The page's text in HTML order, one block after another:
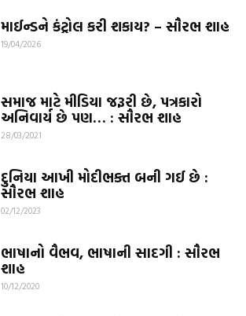
માઈન્ડને કંટ્રોલ કરી શકાય? – સૌરભ શાહ
19/04/2026
સમાજ માટે મીડિયા જરૂરી છે, પત્રકારો
અનિવાર્ય છે પણ… : સૌરભ શાહ
28/03/2021
દુનિયા આખી મોદીભક્ત બની ગઈ છે :
સૌરભ શાહ
02/12/2023
ભાષાનો વૈભવ, ભાષાની સાદગી : સૌરભ
શાહ
10/12/2020